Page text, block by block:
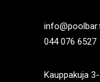
044 076 6527
Kauppakuja